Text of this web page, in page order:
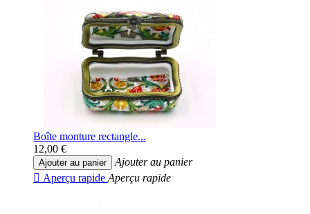
Boîte monture rectangle...
12,00 €
Ajouter au panier
Ajouter au panier
 Aperçu rapide Aperçu rapide